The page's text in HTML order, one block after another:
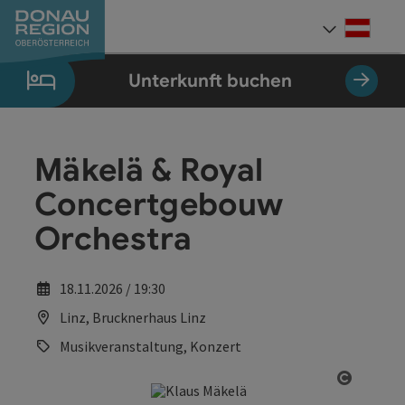
Zum Inhalt
Zur Navigation
Zum Seitenanfang
Zur Kontaktseite
Zum Impressum
Zur Startseite
Unterkunft buchen
Mäkelä & Royal
Concertgebouw
Orchestra
18.11.2026 / 19:30
Linz, Brucknerhaus Linz
Musikveranstaltung, Konzert